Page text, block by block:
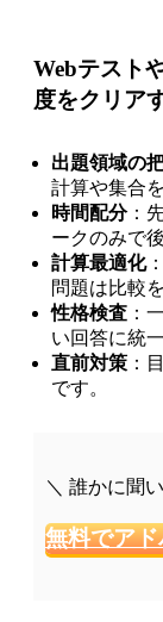
Webテスト
度をクリア
出題領域の
計算や集合
時間配分：
ークのみで
計算最適化
問題は比較
性格検査 ：
い回答に統一
直前対策 ：
です。
＼ 誰かに聞
無料でア